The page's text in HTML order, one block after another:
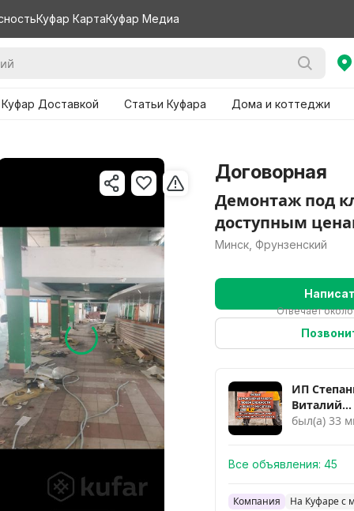
Куфар КартаКуфар Медиа
Доставкой Статьи Куфара Дома и коттеджи
Договорная
Демонтаж под
доступным
Минск, Фрунзенский
Отвечает
ИП
Виталий
был(а) 33
Все объявления: 45
Компания На Куфаре с